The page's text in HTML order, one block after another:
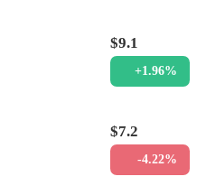
$9.1
+1.96%
$7.2
-4.22%